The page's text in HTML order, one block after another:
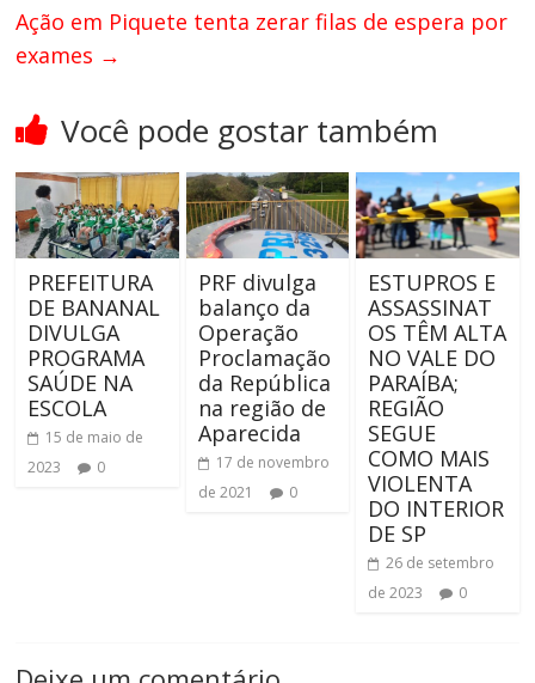
Ação em Piquete tenta zerar filas de espera por
exames →
Você pode gostar também
PREFEITURA
DE BANANAL
DIVULGA
PROGRAMA
SAÚDE NA
ESCOLA
15 de maio de
2023
0
PRF divulga
balanço da
Operação
Proclamação
da República
na região de
Aparecida
17 de novembro
de 2021
0
ESTUPROS E
ASSASSINAT
OS TÊM ALTA
NO VALE DO
PARAÍBA;
REGIÃO
SEGUE
COMO MAIS
VIOLENTA
DO INTERIOR
DE SP
26 de setembro
de 2023
0